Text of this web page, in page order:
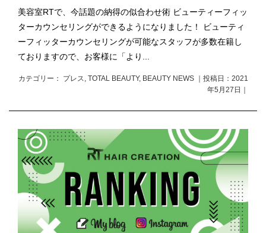
美容室RTで、今話題の納得の似合わせ術 ビューティーフィッ
ターカウンセリングができるようになりました！ ビューティ
ーフィッターカウンセリングが可能なスタッフが多数在籍し
ておりますので、お客様に「より...
カテゴリー： プレス, TOTAL BEAUTY, BEAUTY NEWS ｜投稿日：2021
年5月27日｜